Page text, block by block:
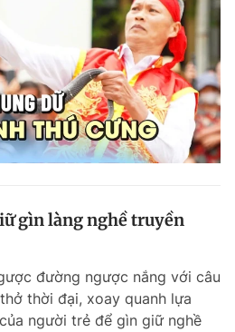
- BTTTT cấp ngày 24.3.2020
về Báo Thanh Niên. Cấm sao chép
có sự chấp thuận bằng văn bản.
JSC.
gìn làng nghề truyền
đường ngược nắng với câu
thời đại, xoay quanh lựa
người trẻ để gìn giữ nghề